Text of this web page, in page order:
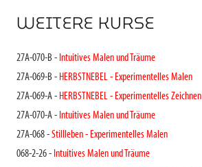
WEITERE KURSE
27A-070-B - Intuitives Malen und Träume
27A-069-B - HERBSTNEBEL - Experimentelles Malen
27A-069-A - HERBSTNEBEL - Experimentelles Zeichnen
27A-070-A - Intuitives Malen und Träume
27A-068 -Stillleben - Experimentelles Malen
068-2-26 - Intuitives Malen und Träume